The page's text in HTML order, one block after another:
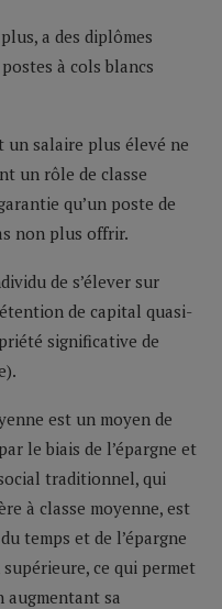
a des diplômes
à cols blancs
un salaire plus élevé ne
un rôle de classe
qu’un poste de
non plus offrir.
de s’élever sur
de capital quasi-
significative de
est un moyen de
le biais de l’épargne et
traditionnel, qui
à classe moyenne, est
temps et de l’épargne
ce qui permet
sa